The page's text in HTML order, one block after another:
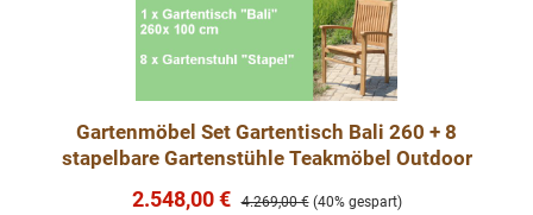
Gartenmöbel Set Gartentisch Bali 260 + 8
stapelbare Gartenstühle Teakmöbel Outdoor
Verkaufspreis:
2.548,00 € Regulärer Preis:
4.269,00 € (40% gespart)